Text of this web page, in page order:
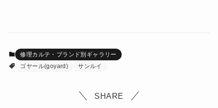
修理カルテ・ブランド別ギャラリー
ゴヤール(goyard)
サンルイ
SHARE